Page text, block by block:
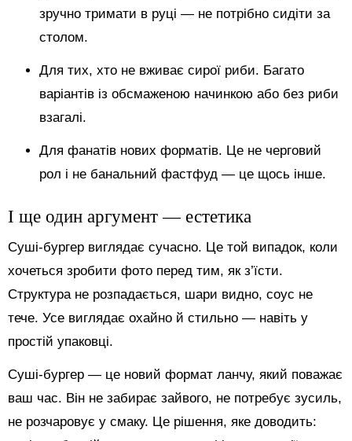
зручно тримати в руці — не потрібно сидіти за
столом.
Для тих, хто не вживає сирої риби. Багато
варіантів із обсмаженою начинкою або без риби
взагалі.
Для фанатів нових форматів. Це не черговий
рол і не банальний фастфуд — це щось інше.
І ще один аргумент — естетика
Суші-бургер виглядає сучасно. Це той випадок, коли
хочеться зробити фото перед тим, як з’їсти.
Структура не розпадається, шари видно, соус не
тече. Усе виглядає охайно й стильно — навіть у
простій упаковці.
Суші-бургер — це новий формат ланчу, який поважає
ваш час. Він не забирає зайвого, не потребує зусиль,
не розчаровує у смаку. Це рішення, яке доводить: